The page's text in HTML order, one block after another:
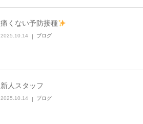
痛くない予防接種
2025.10.14 ブログ
新人スタッフ
2025.10.14 ブログ